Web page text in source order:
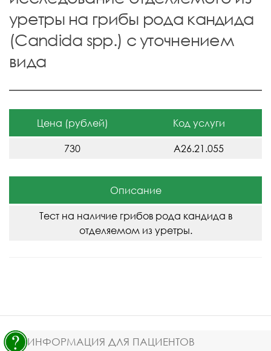
уретры на грибы рода кандида
(Candida spp.) с уточнением
вида
Цена (рублей) Код услуги
730 A26.21.055
Описание
Тест на наличие грибов рода кандида в
отделяемом из уретры.
ИНФОРМАЦИЯ ДЛЯ ПАЦИЕНТОВ